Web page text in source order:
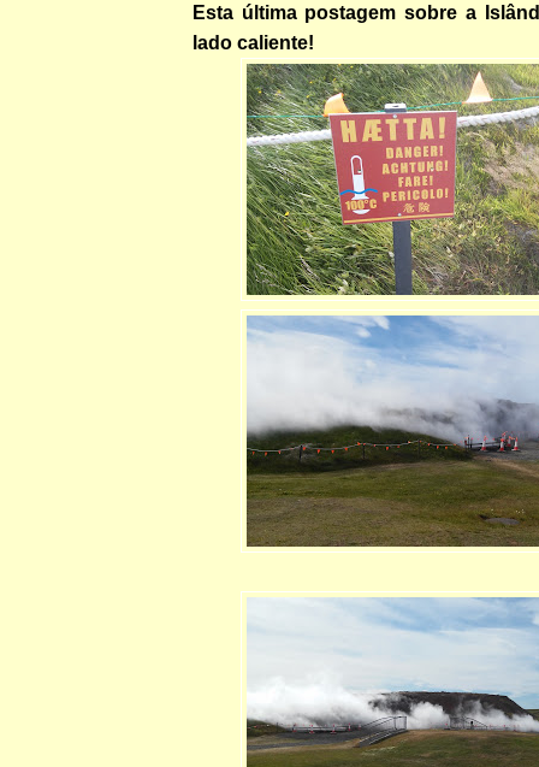
Esta última postagem sobre a
lado caliente!